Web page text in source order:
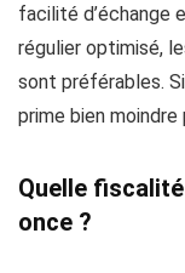
facilité d’échange
régulier optimisé,
sont préférables.
prime bien moindre
Quelle
once ?